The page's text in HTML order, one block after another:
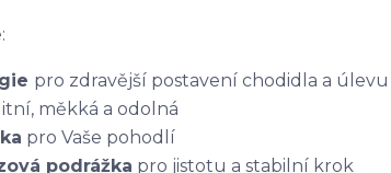
pro zdravější postavení chodidla a
měkká a odolná
pro Vaše pohodlí
podrážka pro jistotu a stabilní krok